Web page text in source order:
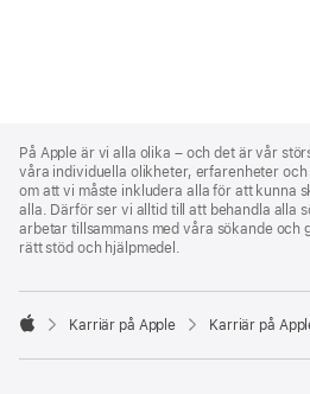
Footer
På Apple är vi alla olika – och det är vår
våra individuella olikheter, erfarenheter
om att vi måste inkludera alla för att kunna
alla. Därför ser vi alltid till att behandla alla
arbetar tillsammans med våra sökande
rätt stöd och hjälpmedel.

Karriär på Apple Karriär på